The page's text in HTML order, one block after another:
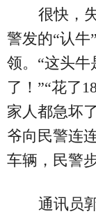
很快，
警发的“认牛
领。“这头
了！”“花了
家人都急坏
爷向民警连
车辆，民警
通讯员